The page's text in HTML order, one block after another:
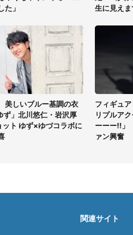
た」
生に見えま
美しいブルー基調の衣
ず」北川悠仁・岩沢厚
ト ゆず×ゆづコラボに
フィギュ
リプルア
ーーー!!」
ァン興奮
関連サイト